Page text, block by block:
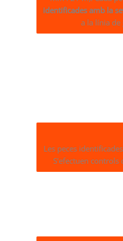
identificades amb la
a la línia
Les peces
S’efectuen